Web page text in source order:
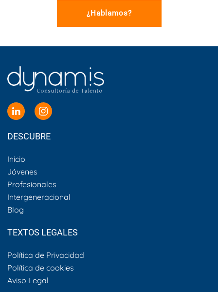
¿Hablamos?
DESCUBRE
Inicio
Jóvenes
Profesionales
Intergeneracional
Blog
TEXTOS LEGALES
Política de Privacidad
Política de cookies
Aviso Legal